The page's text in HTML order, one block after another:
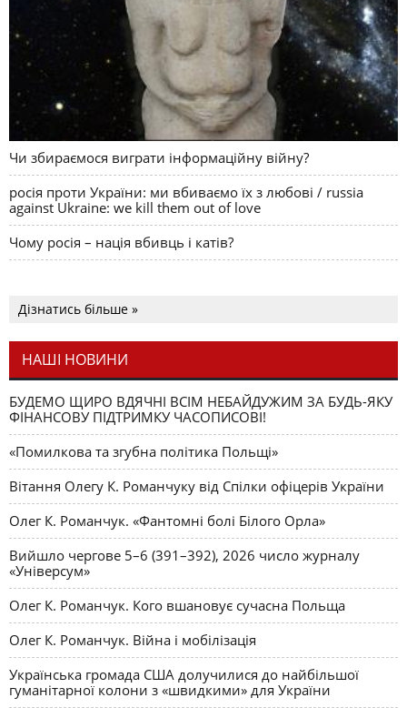
Чи збираємося виграти інформаційну війну?
росія проти України: ми вбиваємо їх з любові / russia
against Ukraine: we kill them out of love
Чому росія – нація вбивць і катів?
Дізнатись більше »
НАШІ НОВИНИ
БУДЕМО ЩИРО ВДЯЧНІ ВСІМ НЕБАЙДУЖИМ ЗА БУДЬ-ЯКУ
ФІНАНСОВУ ПІДТРИМКУ ЧАСОПИСОВІ!
«Помилкова та згубна політика Польщі»
Вітання Олегу К. Романчуку від Спілки офіцерів України
Олег К. Романчук. «Фантомні болі Білого Орла»
Вийшло чергове 5–6 (391–392), 2026 число журналу
«Універсум»
Олег К. Романчук. Кого вшановує сучасна Польща
Олег К. Романчук. Війна і мобілізація
Українська громада США долучилися до найбільшої
гуманітарної колони з «швидкими» для України